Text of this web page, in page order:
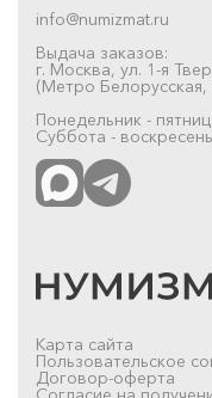
info@numizmat.ru
Выдача заказов:
г. Москва, ул. 1-я
(Метро Белорусская,
Понедельник -
Суббота -
Карта сайта
Пользовательское
Договор-оферта